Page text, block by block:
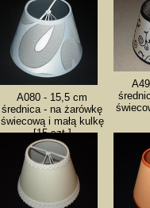
A080 - 15,5 cm
średnica - na żarówkę
świecową i małą kulkę
[15 szt.]